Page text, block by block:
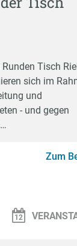
Tisch
sich im
und
- und gegen
Zum